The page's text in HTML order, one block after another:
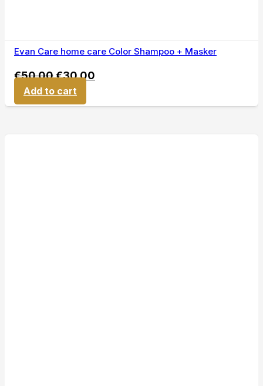
Evan Care home care Color Shampoo + Masker
€50,00€30,00
Add to cart